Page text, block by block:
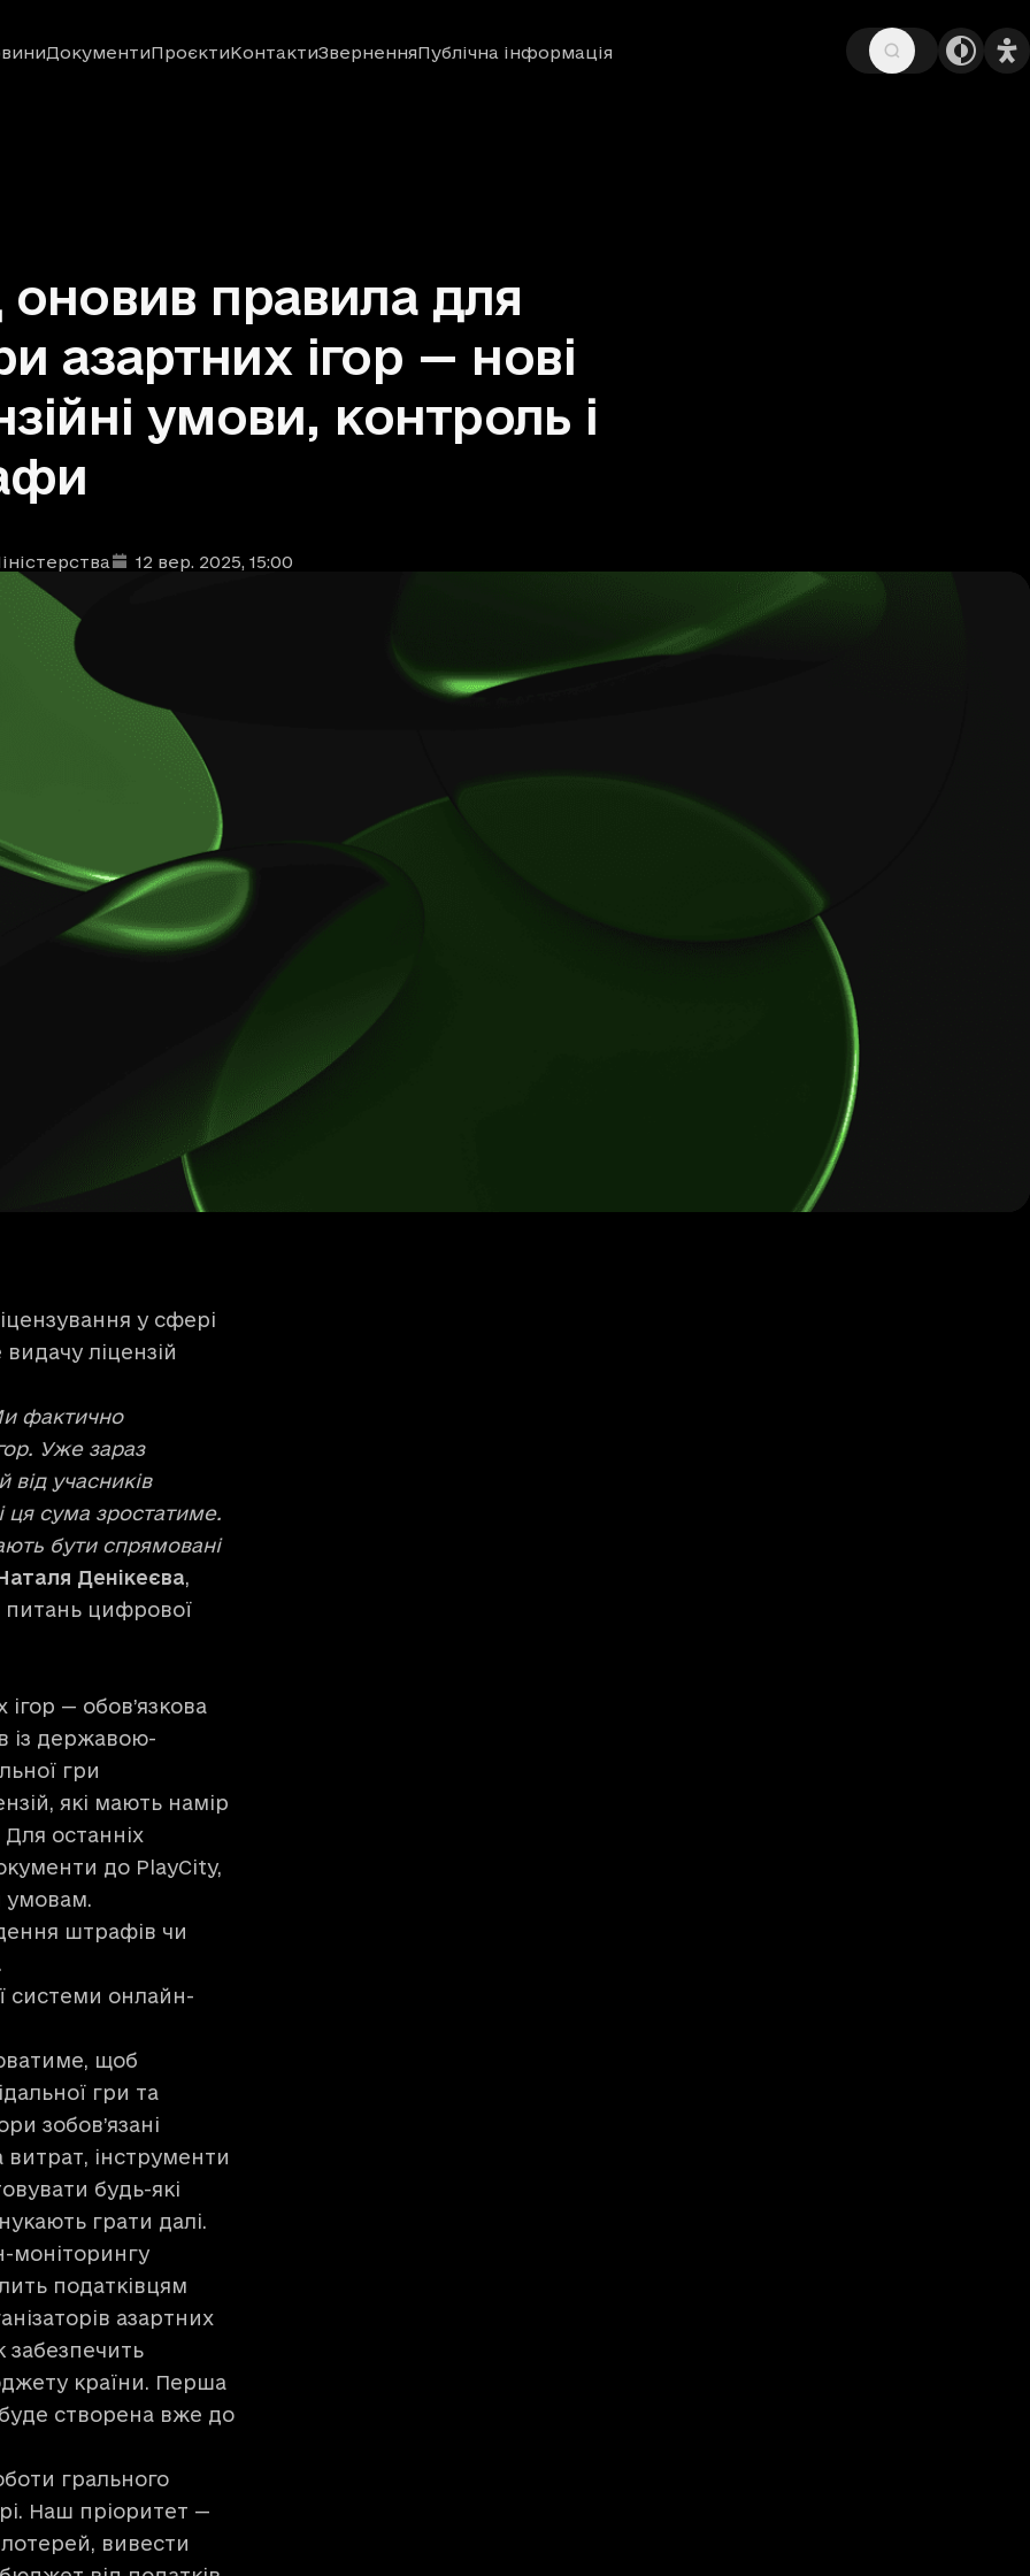
ДокументиПроєктиКонтактиЗверненняПублічна інформація
оновив правила для
азартних ігор — нові
умови, контроль і
: 12 вер. 2025, 15:00
у сфері
ліцензій
фактично
Уже зараз
від учасників
ця сума зростатиме.
бути спрямовані
Денікеєва,
питань цифрової
— обов’язкова
із державою-
гри
які мають намір
Для останніх
до PlayCity,
умовам.
штрафів чи
системи онлайн-
щоб
гри та
зобов’язані
витрат, інструменти
будь-які
грати далі.
моніторингу
податківцям
азартних
забезпечить
країни. Перша
створена вже до
грального
Наш пріоритет —
вивести